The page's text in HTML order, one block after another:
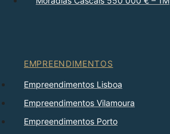
EMPREENDIMENTOS
Empreendimentos Lisboa
Empreendimentos Vilamoura
Empreendimentos Porto